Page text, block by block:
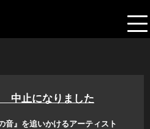
止になりました
音』を追いかけるアーティスト